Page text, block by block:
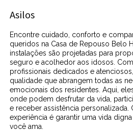
Asilos
Encontre cuidado, conforto e
queridos na Casa de Repouso Belo
instalações são projetadas para
seguro e acolhedor aos idosos.
profissionais dedicados e
qualidade que abrangem todas as
emocionais dos residentes. Aqui,
onde podem desfrutar da vida,
e receber assistência personalizada.
experiência é garantir uma vida
você ama.